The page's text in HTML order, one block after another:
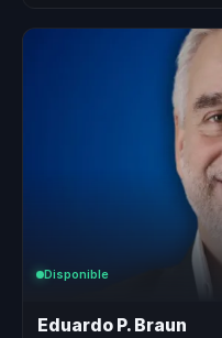
Disponible
Eduardo P. Braun